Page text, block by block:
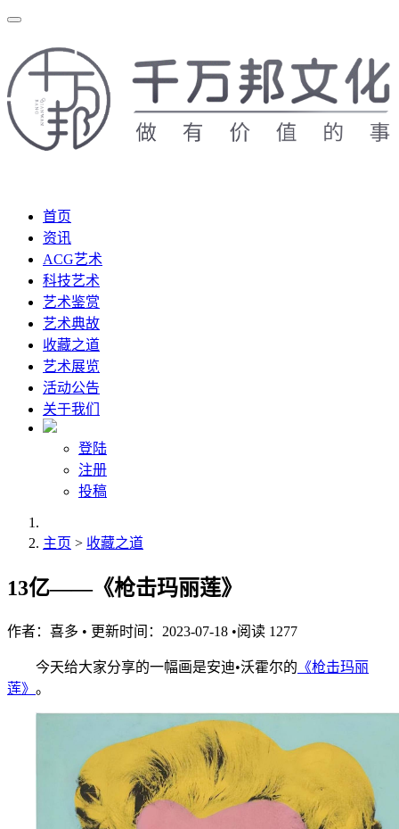
首页
资讯
ACG艺术
科技艺术
艺术鉴赏
艺术典故
收藏之道
艺术展览
活动公告
关于我们
登陆
注册
投稿
主页 > 收藏之道
13亿——《枪击玛丽莲》
作者： 喜多 • 更新时间：2023-07-18 •阅读 1277
今天给大家分享的一幅画是安迪•沃霍尔的 《枪击玛丽
莲》 。